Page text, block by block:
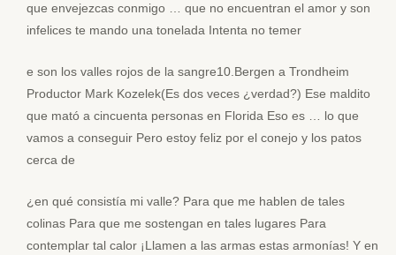
que envejezcas conmigo … que no encuentran el amor y son
infelices te mando una tonelada Intenta no temer
e son los valles rojos de la sangre10.Bergen a Trondheim
Productor Mark Kozelek(Es dos veces ¿verdad?) Ese maldito
que mató a cincuenta personas en Florida Eso es … lo que
vamos a conseguir Pero estoy feliz por el conejo y los patos
cerca de
¿en qué consistía mi valle? Para que me hablen de tales
colinas Para que me sostengan en tales lugares Para
contemplar tal calor ¡Llamen a las armas estas armonías! Y en